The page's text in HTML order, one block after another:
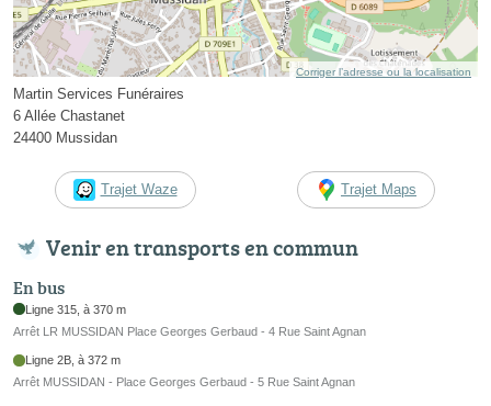
Corriger l’adresse ou la localisation
Martin Services Funéraires
6 Allée Chastanet
24400 Mussidan
Trajet Waze Trajet Maps
Venir en transports en commun
En bus
Ligne 315, à 370 m
Arrêt LR MUSSIDAN Place Georges Gerbaud - 4 Rue Saint Agnan
Ligne 2B, à 372 m
Arrêt MUSSIDAN - Place Georges Gerbaud - 5 Rue Saint Agnan